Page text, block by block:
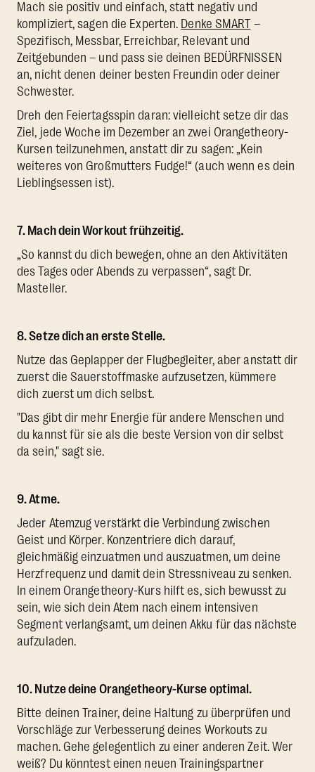
Mach sie positiv und einfach, statt negativ und
kompliziert, sagen die Experten. Denke SMART–
Spezifisch, Messbar, Erreichbar, Relevant und
Zeitgebunden – und pass sie deinen BEDÜRFNISSEN
an, nicht denen deiner besten Freundin oder deiner
Schwester.
Dreh den Feiertagsspin daran: vielleicht setze dir das
Ziel, jede Woche im Dezember an zwei Orangetheory-
Kursen teilzunehmen, anstatt dir zu sagen: „Kein
weiteres von Großmutters Fudge!“ (auch wenn es dein
Lieblingsessen ist).
7. Mach dein Workout frühzeitig.
„So kannst du dich bewegen, ohne an den Aktivitäten
des Tages oder Abends zu verpassen“, sagt Dr.
Masteller.
8. Setze dich an erste Stelle.
Nutze das Geplapper der Flugbegleiter, aber anstatt dir
zuerst die Sauerstoffmaske aufzusetzen, kümmere
dich zuerst um dich selbst.
"Das gibt dir mehr Energie für andere Menschen und
du kannst für sie als die beste Version von dir selbst
da sein," sagt sie.
9. Atme.
Jeder Atemzug verstärkt die Verbindung zwischen
Geist und Körper. Konzentriere dich darauf,
gleichmäßig einzuatmen und auszuatmen, um deine
Herzfrequenz und damit dein Stressniveau zu senken.
In einem Orangetheory-Kurs hilft es, sich bewusst zu
sein, wie sich dein Atem nach einem intensiven
Segment verlangsamt, um deinen Akku für das nächste
aufzuladen.
10. Nutze deine Orangetheory-Kurse optimal.
Bitte deinen Trainer, deine Haltung zu überprüfen und
Vorschläge zur Verbesserung deines Workouts zu
machen. Gehe gelegentlich zu einer anderen Zeit. Wer
weiß? Du könntest einen neuen Trainingspartner